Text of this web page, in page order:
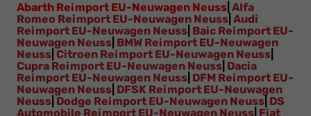
Abarth Reimport EU-Neuwagen Neuss Alfa
Romeo Reimport EU-Neuwagen Neuss Audi
Reimport EU-Neuwagen Neuss Baic Reimport EU-
Neuwagen Neuss BMW Reimport EU-Neuwagen
Neuss Citroen Reimport EU-Neuwagen Neuss
Cupra Reimport EU-Neuwagen Neuss Dacia
Reimport EU-Neuwagen Neuss DFM Reimport EU-
Neuwagen Neuss DFSK Reimport EU-Neuwagen
Neuss Dodge Reimport EU-Neuwagen Neuss DS
Automobile Reimport EU-Neuwagen Neuss Fiat